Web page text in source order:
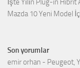
İşte Yılın Plug-in Hibrit
Mazda 10 Yeni Model
Son yorumlar
emir orhan - Peugeot,